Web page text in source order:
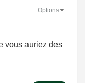
Options
vous auriez des